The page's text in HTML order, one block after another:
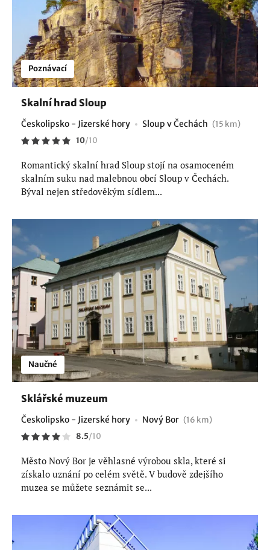
Poznávací
Skalní hrad Sloup
Českolipsko - Jizerské hory Sloup v Čechách (15 km)
10/10
Romantický skalní hrad Sloup stojí na osamoceném
skalním suku nad malebnou obcí Sloup v Čechách.
Býval nejen středověkým sídlem...
Naučné
Sklářské muzeum
Českolipsko - Jizerské hory Nový Bor (16 km)
8.5/10
Město Nový Bor je věhlasné výrobou skla, které si
získalo uznání po celém světě. V budově zdejšího
muzea se můžete seznámit se...